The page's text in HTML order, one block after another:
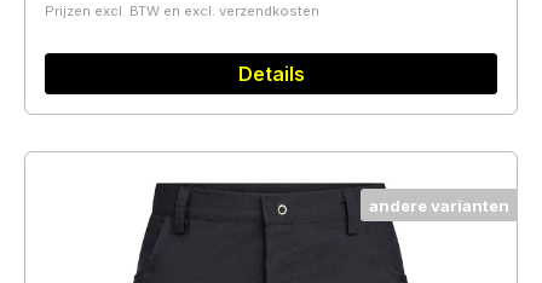
Prijzen excl. BTW en excl. verzendkosten
Details
andere varianten